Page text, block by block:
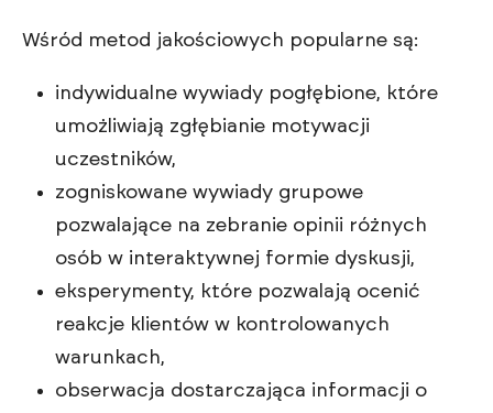
Wśród metod jakościowych popularne są:
indywidualne wywiady pogłębione, które
umożliwiają zgłębianie motywacji
uczestników,
zogniskowane wywiady grupowe
pozwalające na zebranie opinii różnych
osób w interaktywnej formie dyskusji,
eksperymenty, które pozwalają ocenić
reakcje klientów w kontrolowanych
warunkach,
obserwacja dostarczająca informacji o